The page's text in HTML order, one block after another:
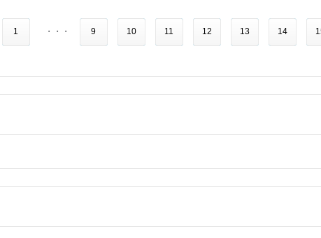
1 ・・・ 9 10 11 12 13 14